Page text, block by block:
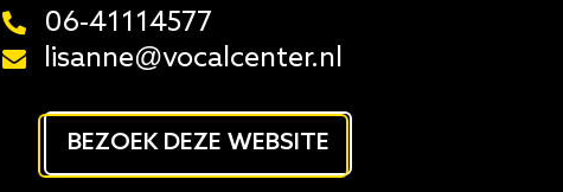
06-41114577
lisanne@vocalcenter.nl
BEZOEK DEZE WEBSITE